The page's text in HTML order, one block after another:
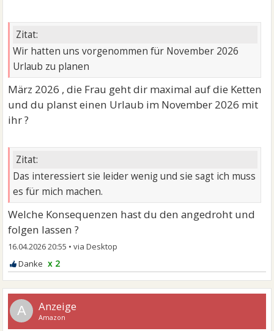
Zitat:
Wir hatten uns vorgenommen für November 2026
Urlaub zu planen
März 2026 , die Frau geht dir maximal auf die Ketten
und du planst einen Urlaub im November 2026 mit
ihr ?
Zitat:
Das interessiert sie leider wenig und sie sagt ich muss
es für mich machen.
Welche Konsequenzen hast du den angedroht und
folgen lassen ?
16.04.2026 20:55 •
x 2
A